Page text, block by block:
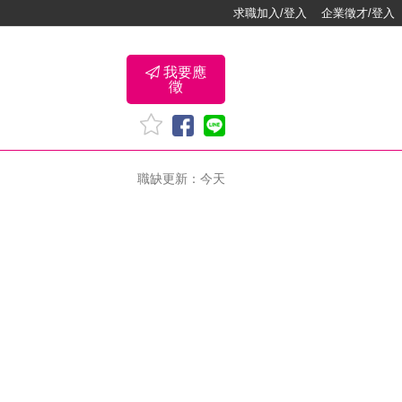
求職加入/登入 企業徵才/登入
我要應
徵
職缺更新：今天